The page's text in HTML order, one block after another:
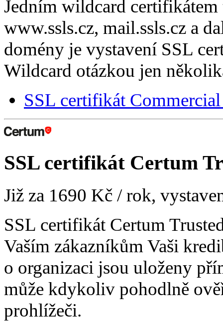
Jedním wildcard certifikátem
www.ssls.cz, mail.ssls.cz a
domény je vystavení SSL
Wildcard otázkou jen
SSL certifikát
SSL certifikát Certum
Již za 1690 Kč / rok,
SSL certifikát Certum
Vaším zákazníkům Vaši
o organizaci jsou uloženy
může kdykoliv pohodlně
prohlížeči.